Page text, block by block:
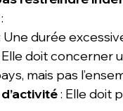
Une durée
Elle doit concerner
mais pas
: Elle doit